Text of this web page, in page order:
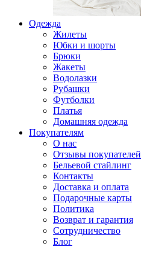
Одежда
Жилеты
Юбки и шорты
Брюки
Жакеты
Водолазки
Рубашки
Футболки
Платья
Домашняя одежда
Покупателям
О нас
Отзывы покупателей
Бельевой стайлинг
Контакты
Доставка и оплата
Подарочные карты
Политика
Возврат и гарантия
Сотрудничество
Блог